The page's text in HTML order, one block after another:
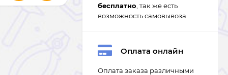
бесплатно , так же есть
возможность самовывоза
Оплата онлайн
Оплата заказа различными